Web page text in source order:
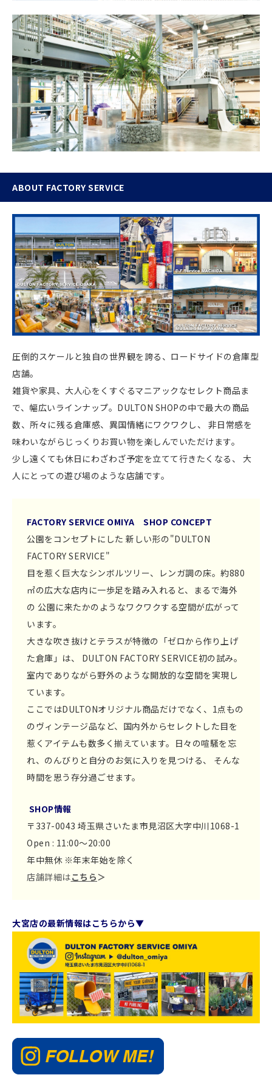
ABOUT FACTORY SERVICE
圧倒的スケールと独自の世界観を誇る、ロードサイドの倉庫型
店舗。
雑貨や家具、大人心をくすぐるマニアックなセレクト商品ま
で、幅広いラインナップ。 DULTON SHOPの中で最大の商品
数、所々に残る倉庫感、異国情緒にワクワクし、 非日常感を
味わいながらじっくりお買い物を楽しんでいただけます。
少し遠くても休日にわざわざ予定を立てて行きたくなる、 大
人にとっての遊び場のような店舗です。
FACTORY SERVICE OMIYA SHOP CONCEPT
公園をコンセプトにした 新しい形の"DULTON
FACTORY SERVICE"
目を惹く巨大なシンボルツリー、レンガ調の床。約880
㎡の広大な店内に一歩足を踏み入れると、まるで海外
の 公園に来たかのようなワクワクする空間が広がって
います。
大きな吹き抜けとテラスが特徴の「ゼロから作り上げ
た倉庫」は、 DULTON FACTORY SERVICE初の試み。
室内でありながら野外のような開放的な空間を実現し
ています。
ここではDULTONオリジナル商品だけでなく、1点もの
のヴィンテージ品など、国内外からセレクトした目を
惹くアイテムも数多く揃えています。日々の喧騒を忘
れ、のんびりと自分のお気に入りを見つける、 そんな
時間を思う存分過ごせます。
SHOP情報
〒337-0043 埼玉県さいたま市見沼区大字中川1068-1
Open : 11:00～20:00
年中無休 ※年末年始を除く
店舗詳細はこちら＞
大宮店の最新情報はこちらから▼